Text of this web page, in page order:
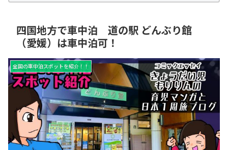
四国地方で車中泊 道の駅 どんぶり館
（愛媛）は車中泊可！
全国の車中泊スポットを紹介！！